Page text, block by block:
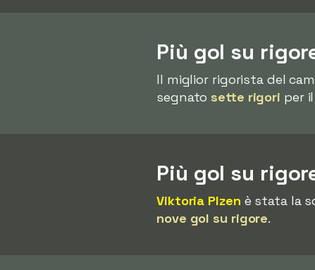
Più gol su
Il miglior rigorista del
segnato sette rigori per
Più gol su
Viktoria Plzen è stata la
nove gol su rigore.